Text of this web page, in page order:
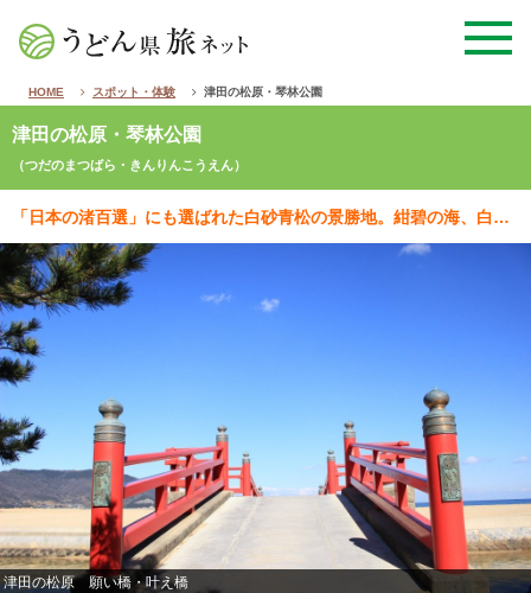
HOME スポット・体験 津田の松原・琴林公園
津田の松原・琴林公園
（つだのまつばら・きんりんこうえん）
「日本の渚百選」にも選ばれた白砂青松の景勝地。紺碧の海、白い砂浜、緑輝く松林、県立公園に指定されたの…
津田の松原 願い橋・叶え橋